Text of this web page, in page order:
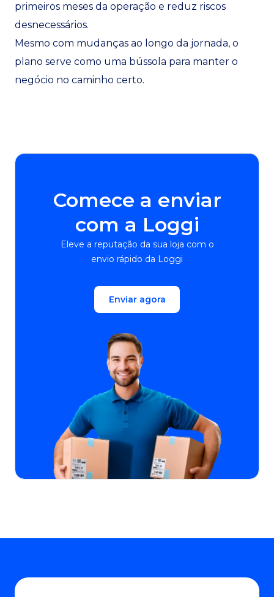
primeiros meses da operação e reduz riscos
desnecessários.
Mesmo com mudanças ao longo da jornada, o
plano serve como uma bússola para manter o
negócio no caminho certo.
Comece a enviar
com a Loggi
Eleve a reputação da sua loja com o
envio rápido da Loggi
Enviar agora